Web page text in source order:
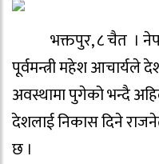
भक्तपुर, ८ चैत ।
पूर्वमन्त्री महेश आचार्यले
अवस्थामा पुगेको भन्दै
देशलाई निकास दिने
छ ।